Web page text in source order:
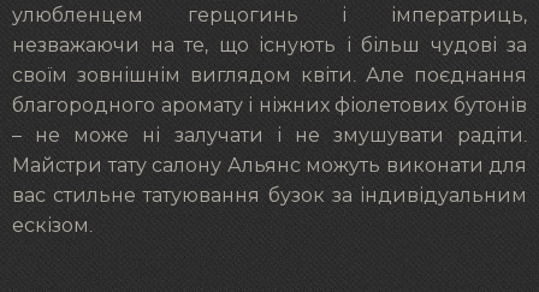
улюбленцем герцогинь і імператриць,
незважаючи на те, що існують і більш чудові за
своїм зовнішнім виглядом квіти. Але поєднання
благородного аромату і ніжних фіолетових бутонів
– не може ні залучати і не змушувати радіти.
Майстри тату салону Альянс можуть виконати для
вас стильне татуювання бузок за індивідуальним
ескізом.